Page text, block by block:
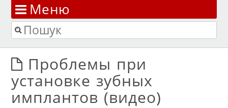
Меню
Перейти до змісту
Пошук
Проблемы при
установке зубных
имплантов (видео)